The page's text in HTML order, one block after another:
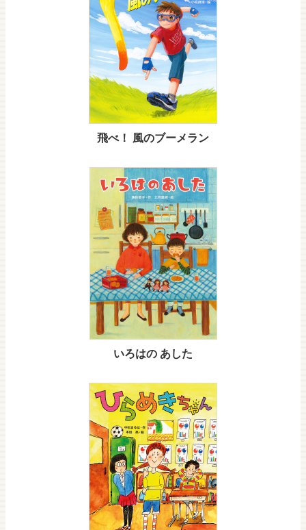
飛べ！ 風のブーメラン
いろはの あした